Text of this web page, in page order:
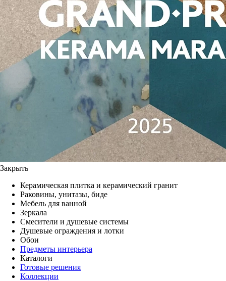
Закрыть
Керамическая плитка и керамический гранит
Раковины, унитазы, биде
Мебель для ванной
Зеркала
Смесители и душевые системы
Душевые ограждения и лотки
Обои
Предметы интерьера
Каталоги
Готовые решения
Коллекции